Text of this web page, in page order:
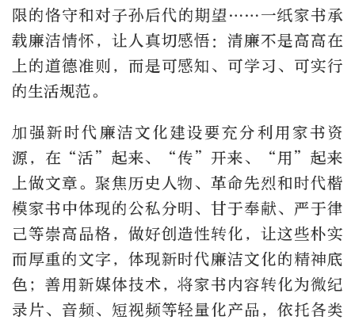
限的恪守和对子孙后代的期望……一纸家书承
载廉洁情怀，让人真切感悟：清廉不是高高在
上的道德准则，而是可感知、可学习、可实行
的生活规范。
加强新时代廉洁文化建设要充分利用家书资
源，在“活”起来、“传”开来、“用”起来
上做文章。聚焦历史人物、革命先烈和时代楷
模家书中体现的公私分明、甘于奉献、严于律
己等崇高品格，做好创造性转化，让这些朴实
而厚重的文字，体现新时代廉洁文化的精神底
色；善用新媒体技术，将家书内容转化为微纪
录片、音频、短视频等轻量化产品，依托各类